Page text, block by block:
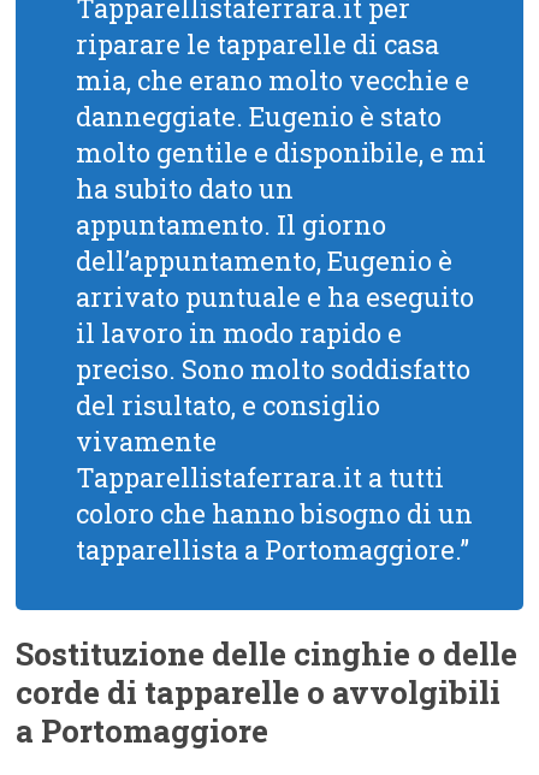
Tapparellistaferrara.it per
riparare le tapparelle di casa
mia, che erano molto vecchie e
danneggiate. Eugenio è stato
molto gentile e disponibile, e mi
ha subito dato un
appuntamento. Il giorno
dell’appuntamento, Eugenio è
arrivato puntuale e ha eseguito
il lavoro in modo rapido e
preciso. Sono molto soddisfatto
del risultato, e consiglio
vivamente
Tapparellistaferrara.it a tutti
coloro che hanno bisogno di un
tapparellista a Portomaggiore.”
Sostituzione delle cinghie o delle
corde di tapparelle o avvolgibili
a Portomaggiore